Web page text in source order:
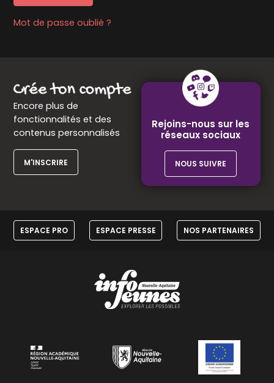
Mot de passe oublié ?
Encore plus de
fonctionnalités et des
contenus personnalisés
M'INSCRIRE
Rejoins-nous sur les
réseaux sociaux
NOUS SUIVRE
ESPACE PRO ESPACE PRESSE NOS PARTENAIRES